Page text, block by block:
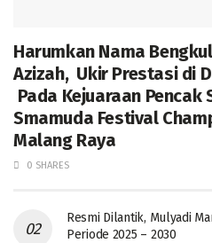
Harumkan Nama
Azizah, Ukir Prestasi di
Pada Kejuaraan Pencak
Smamuda Festival
Malang Raya
0 SHARES
Resmi Dilantik, Mulyadi
Periode 2025 – 2030